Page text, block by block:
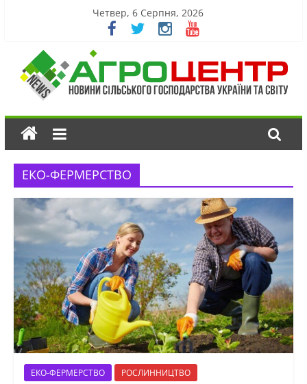
Четвер, 6 Серпня, 2026
ЕКО-ФЕРМЕРСТВО
ЕКО-ФЕРМЕРСТВО РОСЛИННИЦТВО